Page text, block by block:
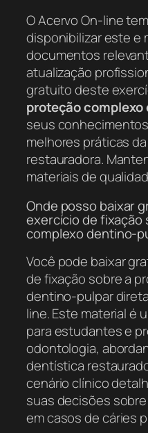
O Acervo On-line
disponibilizar este e
documentos
atualização
gratuito deste
proteção
seus
melhores práticas
restauradora.
materiais de
Onde posso baixar
exercício de
complexo dentino-
Você pode baixar
de fixação sobre a
dentino-pulpar
line. Este material é
para estudantes e
odontologia,
dentística
cenário clínico
suas decisões
em casos de cáries